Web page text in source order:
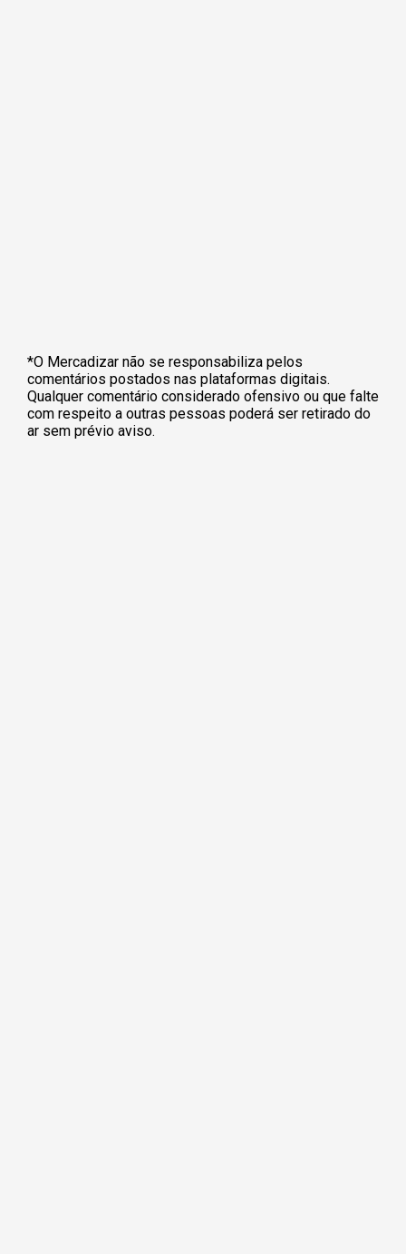
*O Mercadizar não se responsabiliza pelos
comentários postados nas plataformas digitais.
Qualquer comentário considerado ofensivo ou que falte
com respeito a outras pessoas poderá ser retirado do
ar sem prévio aviso.